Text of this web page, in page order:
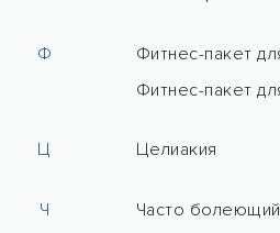
Ф
Фитнес-пакет
Фитнес-пакет
Ц Целиакия
Ч
Часто